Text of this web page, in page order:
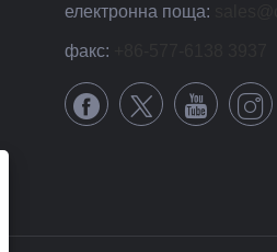
електронна поща:
факс: